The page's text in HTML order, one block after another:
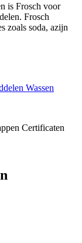
is Frosch voor
Frosch
zoals soda, azijn
Wassen
Certificaten